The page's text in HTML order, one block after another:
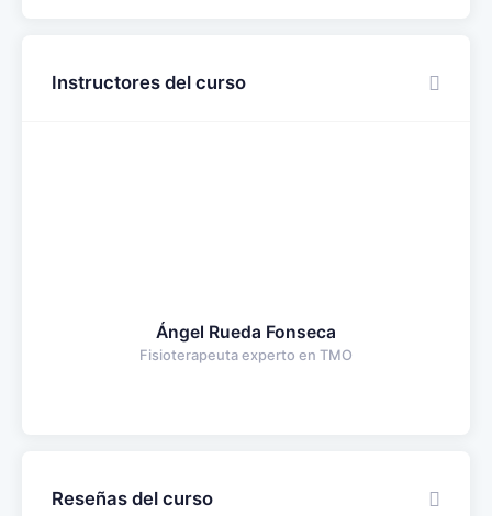
Instructores del curso
Ángel Rueda Fonseca
Fisioterapeuta experto en TMO
Reseñas del curso